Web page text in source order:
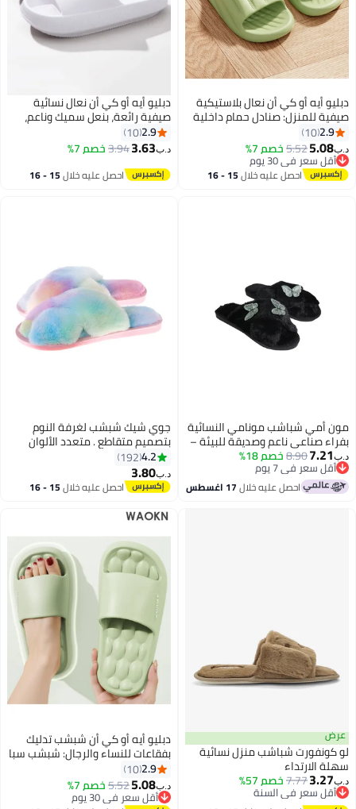
أيه أو كي أن نعال بلاستيكية
للمنزل: صنادل حمام داخلية
أنيق للزوجين، للنساء
تصميم مقاوم للتآكل يضمن
مثالي للاستخدام اليومي
مثالية للبيع بالجملة،
هذه النعال بين العملية
2.9
10
5.08
5.52خصم 7%
أقل سعر في 30 يوم
أقل سعر في 30 يوماحصل عليه خلال 15 - 16
دبليو أيه أو كي أن نعال نسائية
صيفية رائعة، بنعل سميك وناعم،
مناسبة للصيف، مناسبة للمنازل
الجديدة، لزيادة الطول، نعال ناعمة
للحمام، مضادة للانزلاق، للرجال
والنساء، نعال صيفية خفيفة الوزن.
2.9
10
3.63
3.94خصم 7%
احصل عليه خلال 15 - 16
أمي شباشب مونامي النسائية
صناعي ناعم وصديقة للبيئة –
منزلية مريحة بفوم الذاكرة،
مفتوح من الأمام، ونعل
للانزلاق – صنادل ناعمة مثالية
اليومي، السفر، النوم
7.21
8.90خصم 18%
أقل سعر في 7 يوم
أقل سعر في 7 يوماحصل عليه خلال17 اغسطس
جوي شيك شبشب لغرفة النوم
بتصميمٍ متقاطعٍ . متعدد الألوان
4.2
192
3.80
احصل عليه خلال 15 - 16
كونفورت شباشب منزل نسائية
الارتداء
3.27
7.77خصم 57%
أقل سعر في السنة
أقل سعر في السنة
دبليو أيه أو كي أن شبشب تدليك
بفقاعات للنساء والرجال: شبشب سبا
بفقاعات ليتشي مرح بتصميم وسادة
سحابية. مثالي للصالات الرياضية،
يتميز بنعل سميك مانع للانزلاق،
2.9
10
5.08
5.52خصم 7%
أقل سعر في 30 يوم